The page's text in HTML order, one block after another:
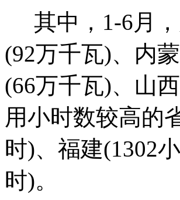
其中，1-6月，
(92万千瓦)、内
(66万千瓦)、山
用小时数较高的
时)、福建(1302
时)。